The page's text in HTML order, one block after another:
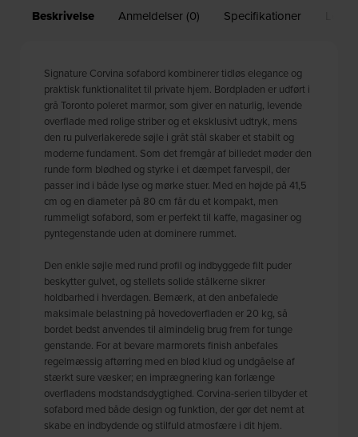
Beskrivelse Anmeldelser (0) Specifikationer
Signature Corvina sofabord kombinerer tidløs elegance og
praktisk funktionalitet til private hjem. Bordpladen er udført i
grå Toronto poleret marmor, som giver en naturlig, levende
overflade med rolige striber og et eksklusivt udtryk, mens
den ru pulverlakerede søjle i gråt stål skaber et stabilt og
moderne fundament. Som det fremgår af billedet møder den
runde form blødhed og styrke i et dæmpet farvespil, der
passer ind i både lyse og mørke stuer. Med en højde på 41,5
cm og en diameter på 80 cm får du et kompakt, men
rummeligt sofabord, som er perfekt til kaffe, magasiner og
pyntegenstande uden at dominere rummet.
Den enkle søjle med rund profil og indbyggede filt puder
beskytter gulvet, og stellets solide stålkerne sikrer
holdbarhed i hverdagen. Bemærk, at den anbefalede
maksimale belastning på hovedoverfladen er 20 kg, så
bordet bedst anvendes til almindelig brug frem for tunge
genstande. For at bevare marmorets finish anbefales
regelmæssig aftørring med en blød klud og undgåelse af
stærkt sure væsker; en imprægnering kan forlænge
overfladens modstandsdygtighed. Corvina-serien tilbyder et
sofabord med både design og funktion, der gør det nemt at
skabe en indbydende og stilfuld atmosfære i dit hjem.